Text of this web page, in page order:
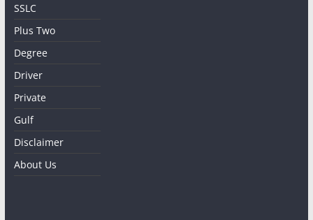
SSLC
Plus Two
Degree
Driver
Private
Gulf
Disclaimer
About Us